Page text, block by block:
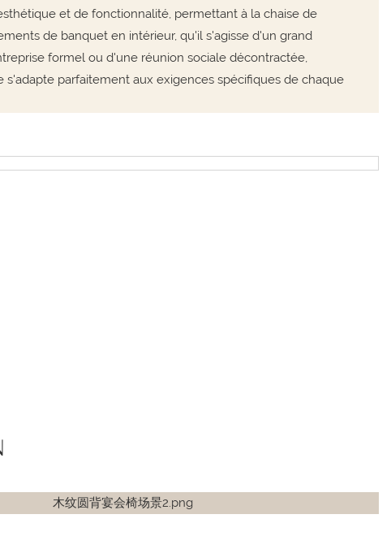
et de fonctionnalité, permettant à la chaise de
de banquet en intérieur, qu'il s'agisse d'un grand
formel ou d'une réunion sociale décontractée,
s'adapte parfaitement aux exigences spécifiques de chaque